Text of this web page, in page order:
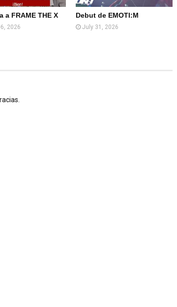
a FRAME THE X
2026
Debut de EMOTI:M
July 31, 2026